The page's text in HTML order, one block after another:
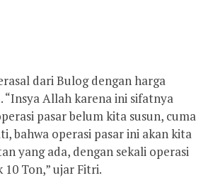
dari Bulog dengan harga
“Insya Allah karena ini sifatnya
pasar belum kita susun, cuma
bahwa operasi pasar ini akan kita
yang ada, dengan sekali operasi
Ton,” ujar Fitri.